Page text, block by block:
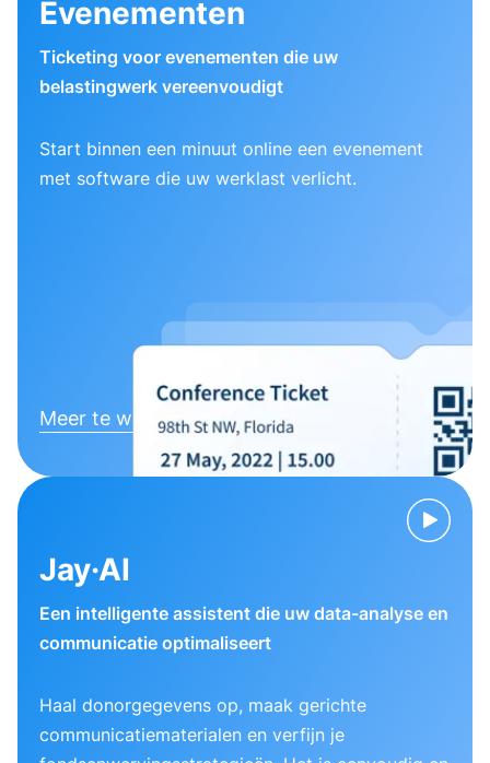
Evenementen
Ticketing voor evenementen die uw
belastingwerk vereenvoudigt
Start binnen een minuut online een evenement
met software die uw werklast verlicht.
Meer te weten komen
Jay·AI
Een intelligente assistent die uw data-analyse en
communicatie optimaliseert
Haal donorgegevens op, maak gerichte
communicatiematerialen en verfijn je